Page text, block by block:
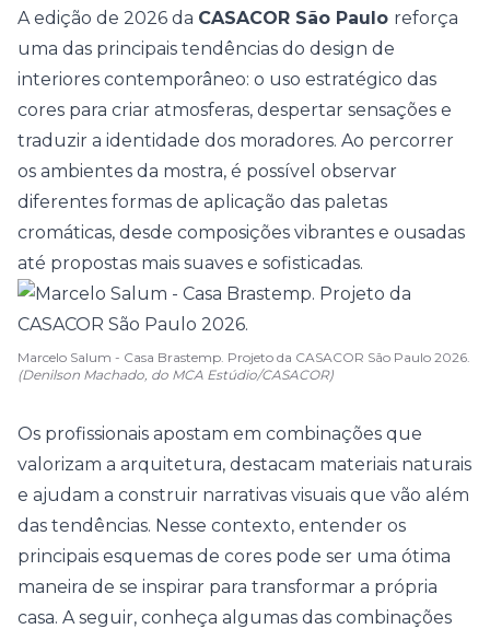
A edição de 2026 da CASACOR São Paulo reforça
uma das principais tendências do design de
interiores contemporâneo: o uso estratégico das
cores para criar atmosferas, despertar sensações e
traduzir a identidade dos moradores. Ao percorrer
os ambientes da mostra, é possível observar
diferentes formas de aplicação das paletas
cromáticas, desde composições vibrantes e ousadas
até propostas mais suaves e sofisticadas.
Marcelo Salum - Casa Brastemp. Projeto da CASACOR São Paulo 2026.
(Denilson Machado, do MCA Estúdio/CASACOR)
Os profissionais apostam em combinações que
valorizam a arquitetura, destacam materiais naturais
e ajudam a construir narrativas visuais que vão além
das tendências. Nesse contexto, entender os
principais esquemas de cores pode ser uma ótima
maneira de se inspirar para transformar a própria
casa. A seguir, conheça algumas das combinações